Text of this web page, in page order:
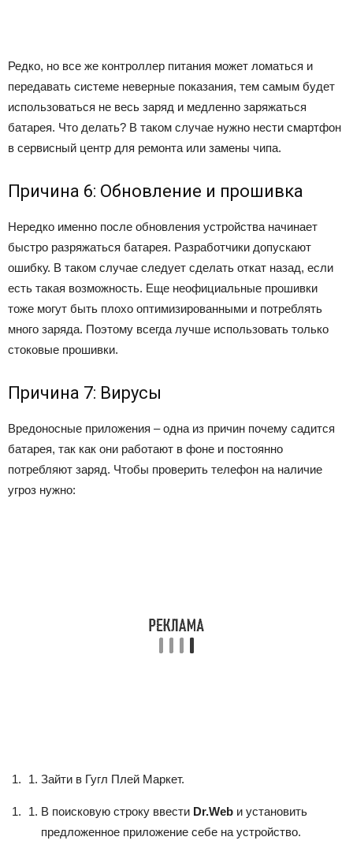
Редко, но все же контроллер питания может ломаться и
передавать системе неверные показания, тем самым будет
использоваться не весь заряд и медленно заряжаться
батарея. Что делать? В таком случае нужно нести смартфон
в сервисный центр для ремонта или замены чипа.
Причина 6: Обновление и прошивка
Нередко именно после обновления устройства начинает
быстро разряжаться батарея. Разработчики допускают
ошибку. В таком случае следует сделать откат назад, если
есть такая возможность. Еще неофициальные прошивки
тоже могут быть плохо оптимизированными и потреблять
много заряда. Поэтому всегда лучше использовать только
стоковые прошивки.
Причина 7: Вирусы
Вредоносные приложения – одна из причин почему садится
батарея, так как они работают в фоне и постоянно
потребляют заряд. Чтобы проверить телефон на наличие
угроз нужно:
Зайти в Гугл Плей Маркет.
В поисковую строку ввести Dr.Web и установить
предложенное приложение себе на устройство.